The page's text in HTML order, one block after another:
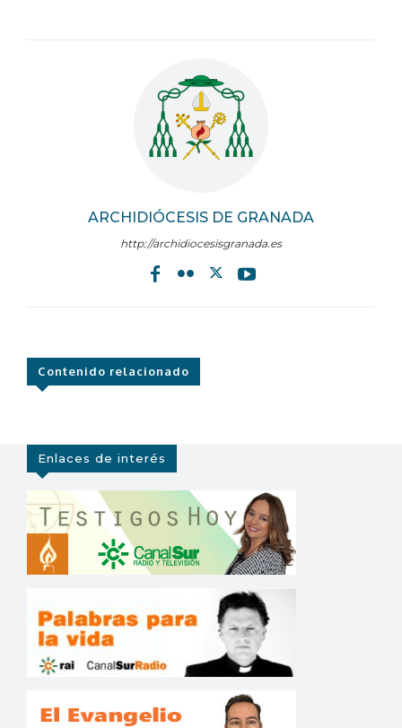
ARCHIDIÓCESIS DE GRANADA
http://archidiocesisgranada.es
Contenido relacionado
Enlaces de interés